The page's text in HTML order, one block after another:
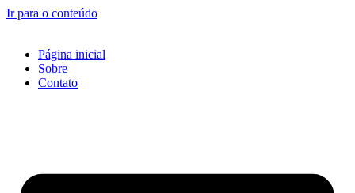
Ir para o conteúdo
Página inicial
Sobre
Contato